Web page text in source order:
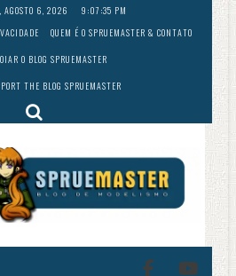
AGOSTO 6, 2026
9:07:37 PM
QUEM É O SPRUEMASTER & CONTATO
O BLOG SPRUEMASTER
THE BLOG SPRUEMASTER